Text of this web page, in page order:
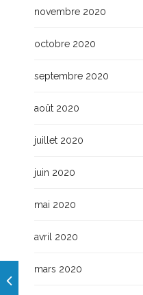
novembre 2020
octobre 2020
septembre 2020
août 2020
juillet 2020
juin 2020
mai 2020
avril 2020
mars 2020